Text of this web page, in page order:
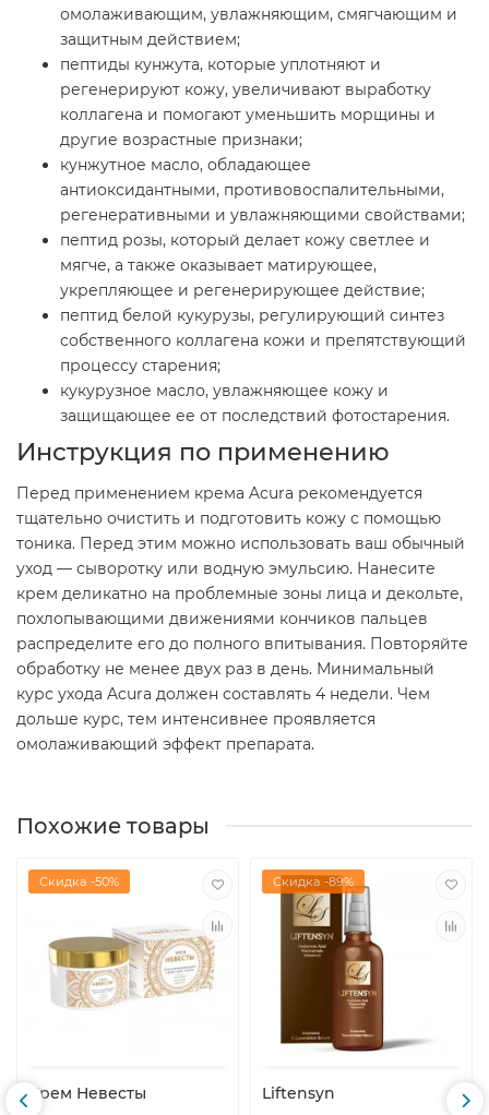
омолаживающим, увлажняющим, смягчающим и
защитным действием;
пептиды кунжута, которые уплотняют и
регенерируют кожу, увеличивают выработку
коллагена и помогают уменьшить морщины и
другие возрастные признаки;
кунжутное масло, обладающее
антиоксидантными, противовоспалительными,
регенеративными и увлажняющими свойствами;
пептид розы, который делает кожу светлее и
мягче, а также оказывает матирующее,
укрепляющее и регенерирующее действие;
пептид белой кукурузы, регулирующий синтез
собственного коллагена кожи и препятствующий
процессу старения;
кукурузное масло, увлажняющее кожу и
защищающее ее от последствий фотостарения.
Инструкция по применению
Перед применением крема Acura рекомендуется
тщательно очистить и подготовить кожу с помощью
тоника. Перед этим можно использовать ваш обычный
уход — сыворотку или водную эмульсию. Нанесите
крем деликатно на проблемные зоны лица и декольте,
похлопывающими движениями кончиков пальцев
распределите его до полного впитывания. Повторяйте
обработку не менее двух раз в день. Минимальный
курс ухода Acura должен составлять 4 недели. Чем
дольше курс, тем интенсивнее проявляется
омолаживающий эффект препарата.
Похожие товары
Скидка -50%
Крем Невесты
Скидка -89%
Liftensyn